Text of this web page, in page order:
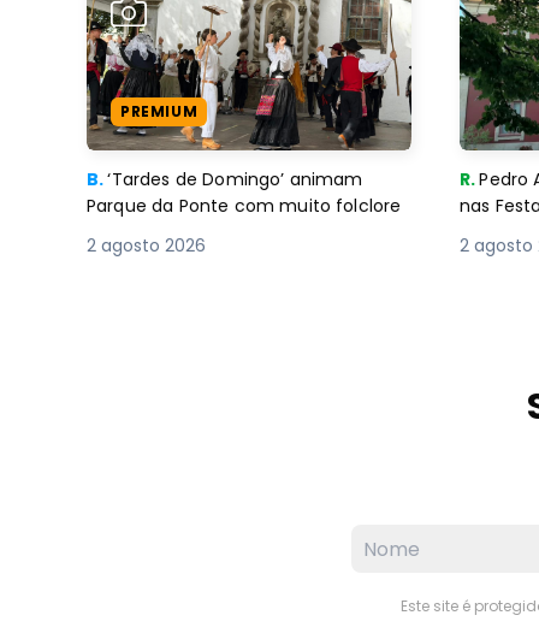
PREMIUM
B.‘Tardes de Domingo’ animam
Parque da Ponte com muito folclore
2 agosto 2026
R.Pedro
nas
2 agosto
Este site é